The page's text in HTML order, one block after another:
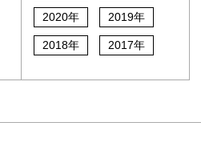
2020年 2019年
2018年 2017年